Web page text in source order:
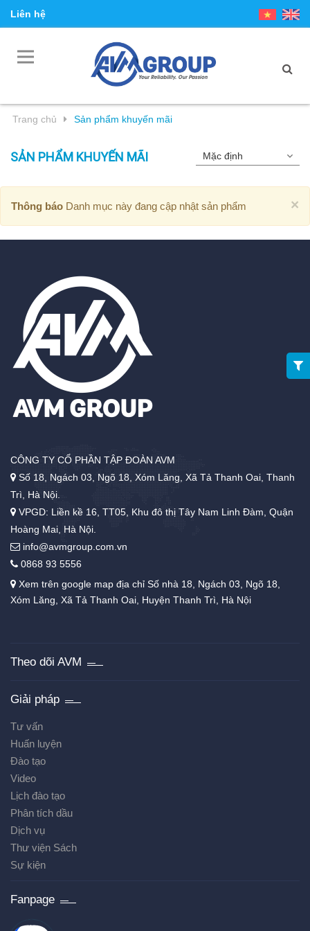
Liên hệ
Trang chủ Sản phẩm khuyến mãi
SẢN PHẨM KHUYẾN MÃI
×
Thông báo Danh mục này đang cập nhật sản phẩm
CÔNG TY CỔ PHẦN TẬP ĐOÀN AVM
Số 18, Ngách 03, Ngõ 18, Xóm Lăng, Xã Tả Thanh Oai, Thanh
Trì, Hà Nội.
VPGD: Liền kề 16, TT05, Khu đô thị Tây Nam Linh Đàm, Quận
Hoàng Mai, Hà Nội.
info@avmgroup.com.vn
0868 93 5556
Xem trên google map địa chỉ Số nhà 18, Ngách 03, Ngõ 18,
Xóm Lăng, Xã Tả Thanh Oai, Huyện Thanh Trì, Hà Nội
Theo dõi AVM
Giải pháp
Tư vấn
Huấn luyện
Đào tạo
Video
Lịch đào tạo
Phân tích dầu
Dịch vụ
Thư viện Sách
Sự kiện
Fanpage